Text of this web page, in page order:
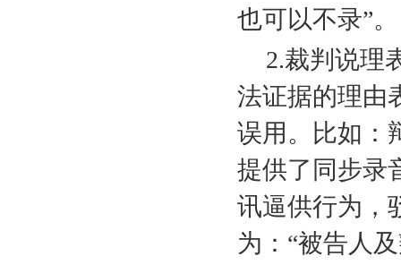
也可以不录”。
2.裁判说理
法证据的理由
误用。比如：
提供了同步录
讯逼供行为，
为：“被告人